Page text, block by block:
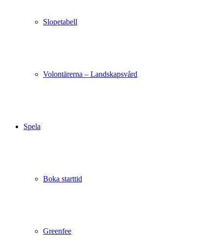
Slopetabell
Volontärerna – Landskapsvård
Spela
Boka starttid
Greenfee